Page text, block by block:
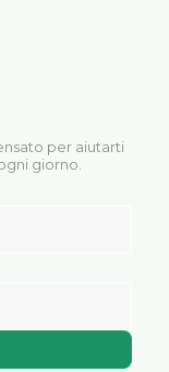
per aiutarti
giorno.